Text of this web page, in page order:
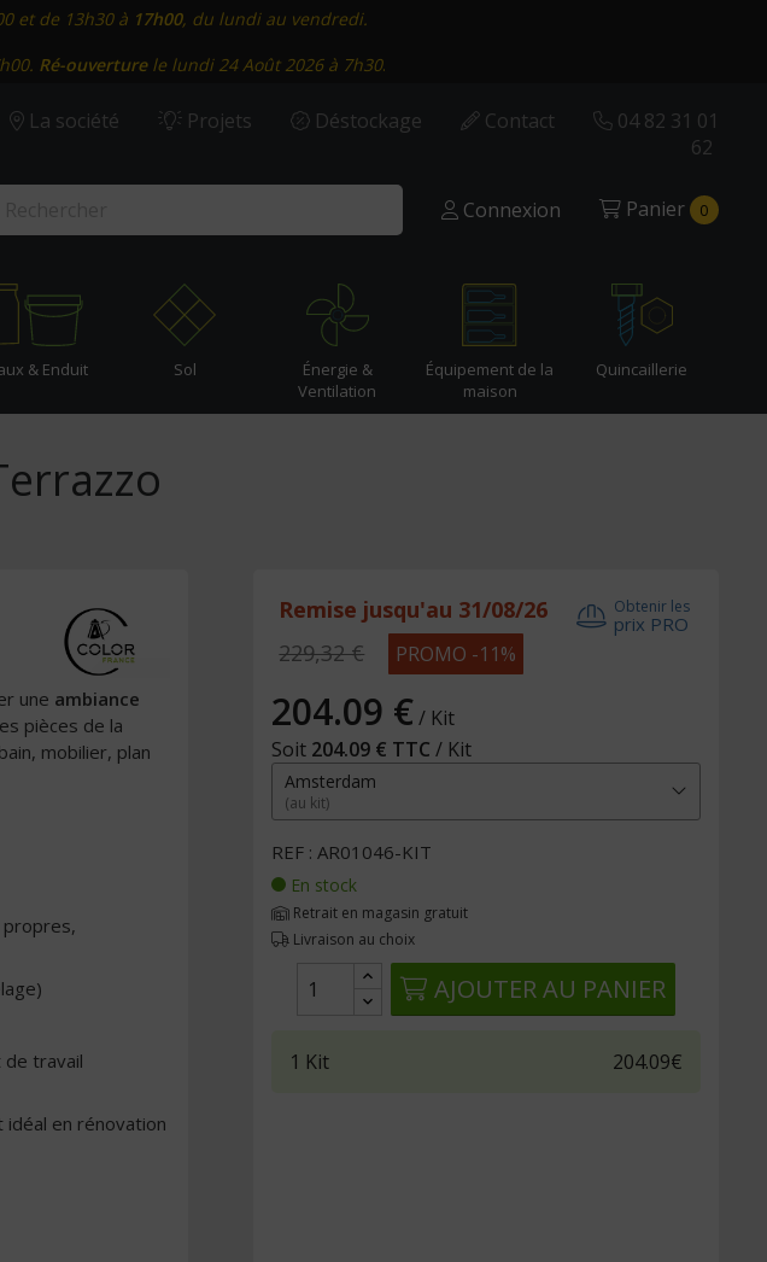
et de 13h30 à 17h00, du lundi au vendredi.
Ré-ouverturele lundi 24 Août 2026 à 7h30.
La société Projets Déstockage Contact
04 82 31 01
62
Connexion Panier 0
& Enduit Sol
Énergie &
Ventilation
Équipement de la
maison
Quincaillerie
une ambiance
pièces de la
mobilier, plan
travail
en rénovation
Remise jusqu'au 31/08/26
229,32 €
PROMO -11%
204.09 €/ Kit
Soit 204.09 € TTC/ Kit
Obtenir les
prix PRO
Amsterdam
(au kit)
REF : AR01046-KIT
En stock
Retrait en magasin gratuit
Livraison au choix
AJOUTER AU PANIER
1 Kit 204.09€